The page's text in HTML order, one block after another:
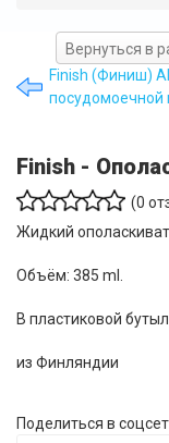
Вернуться в
Finish (Финиш)
Finish -
(0
Жидкий
Объём: 385 ml.
В пластиковой
из Финляндии
Поделиться в